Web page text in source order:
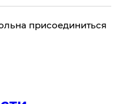
присоединиться